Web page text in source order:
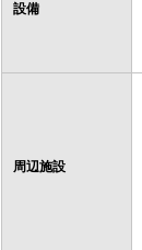
設備
周辺施設